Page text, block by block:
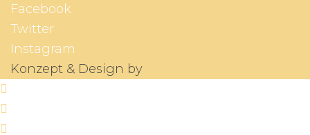
Facebook
Twitter
Instagram
Konzept & Design by